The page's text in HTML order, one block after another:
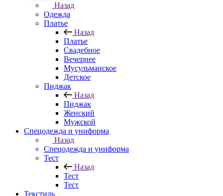
Назад
Одежда
Платье
Назад
Платье
Свадебное
Вечернее
Мусульманское
Детское
Пиджак
Назад
Пиджак
Женский
Мужской
Спецодежда и униформа
Назад
Спецодежда и униформа
Тест
Назад
Тест
Тест
Текстиль